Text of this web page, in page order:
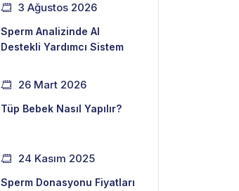
3 Ağustos 2026
Sperm Analizinde AI
Destekli Yardımcı Sistem
26 Mart 2026
Tüp Bebek Nasıl Yapılır?
24 Kasım 2025
Sperm Donasyonu Fiyatları